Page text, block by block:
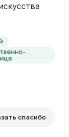
спасибо